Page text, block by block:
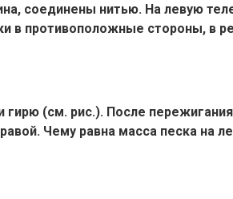
соединены нитью. На левую
в противоположные стороны, в
гирю (см. рис.). После
Чему равна масса песка на